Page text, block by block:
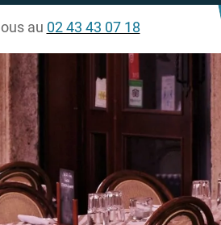
au 02 43 43 07 18